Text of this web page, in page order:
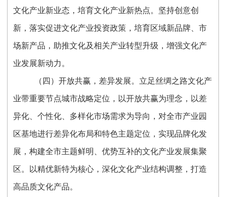
文化产业新业态，培育文化产业新热点。坚持创意创
新，落实促进文化产业投资政策，培育区域新品牌、市
场新产品，助推文化及相关产业转型升级，增强文化产
业发展新动力。
（四）开放共赢，差异发展。立足丝绸之路文化产
业带重要节点城市战略定位，以开放共赢为理念，以差
异化、个性化、多样化市场需求为导向，对全市产业园
区基地进行差异化布局和特色主题定位，实现品牌化发
展，构建全市主题鲜明、优势互补的文化产业发展集聚
区。以精优新特为核心，深化文化产业结构调整，打造
高品质文化产品。